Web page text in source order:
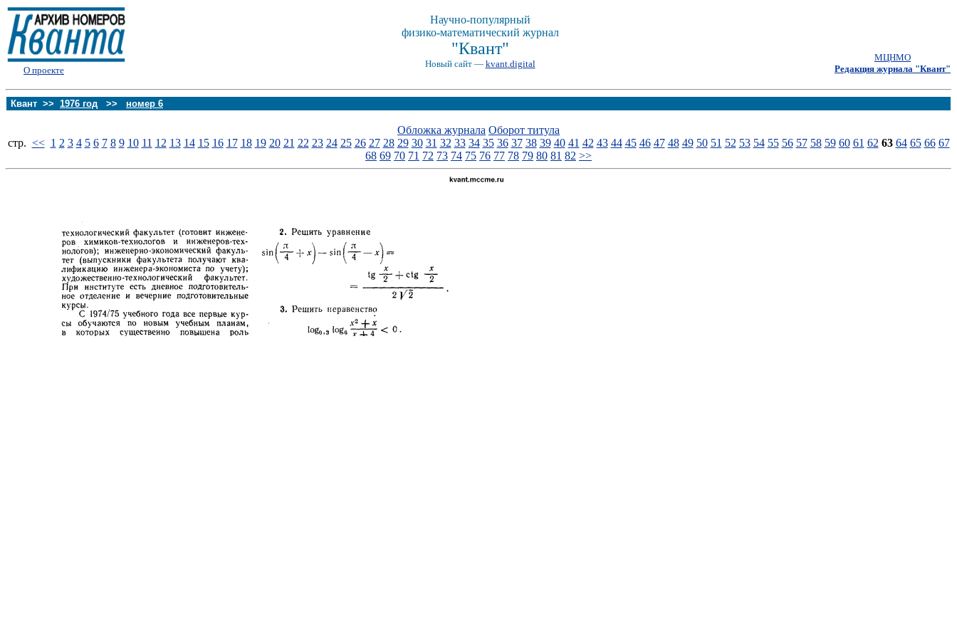
О проекте
Научно-популярный
физико-математический журнал
"Квант"
Новый сайт — kvant.digital
МЦНМО
Редакция журнала "Квант"
Квант >> 1976 год >> номер 6
Обложка журнала Оборот титула
стp. << 1 2 3 4 5 6 7 8 9 10 11 12 13 14 15 16 17 18 19 20 21 22 23 24 25 26 27 28 29 30 31 32 33 34 35 36 37 38 39 40 41 42 43 44 45 46 47 48 49 50 51 52 53 54 55 56 57 58 59 60 61 62 63 64 65 66 67
68 69 70 71 72 73 74 75 76 77 78 79 80 81 82 >>